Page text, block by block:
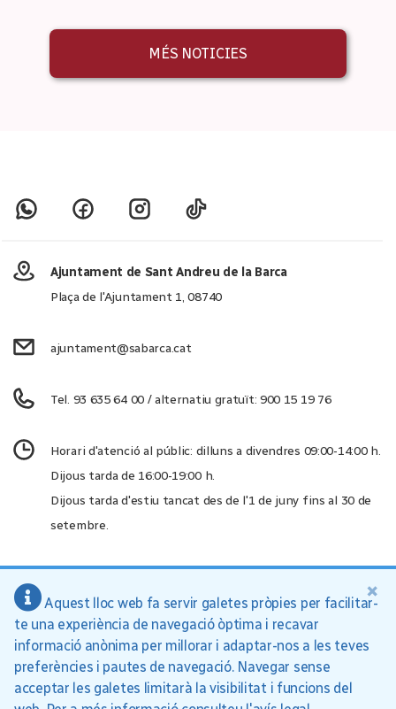
MÉS NOTICIES
Ajuntament de Sant Andreu de la Barca
Plaça de l'Ajuntament 1, 08740
ajuntament@sabarca.cat
Tel. 93 635 64 00 / alternatiu gratuït: 900 15 19 76
Horari d'atenció al públic: dilluns a divendres 09:00-14:00 h.
Dijous tarda de 16:00-19:00 h.
Dijous tarda d'estiu tancat des de l'1 de juny fins al 30 de
setembre.
Ajuntament de Sant Andreu de la Barca, 2026
Política de privacitat
Aquest lloc web fa servir galetes pròpies per facilitar-
te una experiència de navegació òptima i recavar
informació anònima per millorar i adaptar-nos a les teves
preferències i pautes de navegació. Navegar sense
acceptar les galetes limitarà la visibilitat i funcions del
×